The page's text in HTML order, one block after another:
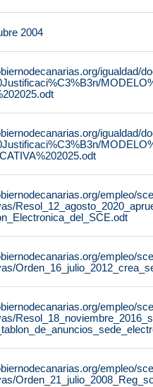
2004
igualdad/
igualdad/
empleo/
empleo/
empleo/
empleo/